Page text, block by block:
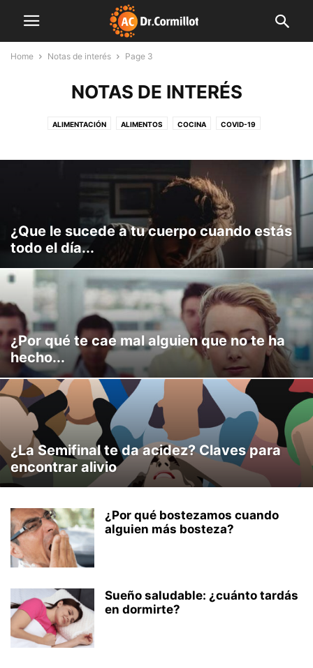
Home Notas de interés Page 3
NOTAS DE INTERÉS
ALIMENTACIÓN ALIMENTOS COCINA COVID-19
FARMACIA FINDE LIGHT FITNESS INDUSTRIA INNOVACIÓN
LIBRO MENTE SANA MUNDO CORMILLOT
NUTROPEDIA PLAN SEMANAL
PRODUCCIÓN SIN CATEGORÍA
¿Que le sucede a tu cuerpo cuando estás
todo el día...
¿Por qué te cae mal alguien que no te ha
hecho...
¿La Semifinal te da acidez? Claves para
encontrar alivio
¿Por qué bostezamos cuando
alguien más bosteza?
Sueño saludable: ¿cuánto tardás
en dormirte?